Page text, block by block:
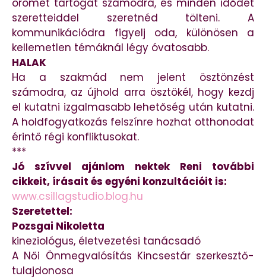
örömet tartogat számodra, és minden idődet
szeretteiddel szeretnéd tölteni. A
kommunikációdra figyelj oda, különösen a
kellemetlen témáknál légy óvatosabb.
HALAK
Ha a szakmád nem jelent ösztönzést
számodra, az újhold arra ösztökél, hogy kezdj
el kutatni izgalmasabb lehetőség után kutatni.
A holdfogyatkozás felszínre hozhat otthonodat
érintő régi konfliktusokat.
***
Jó szívvel ajánlom nektek Reni további
cikkeit, írásait és egyéni konzultációit is:
www.csillagstudio.blog.hu
Szeretettel:
Pozsgai Nikoletta
kineziológus, életvezetési tanácsadó
A Női Önmegvalósítás Kincsestár szerkesztő-
tulajdonosa